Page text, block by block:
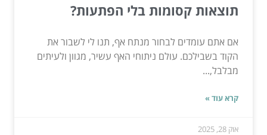
תוצאות קסומות בלי הפתעות?
אם אתם עומדים לבחור מנתח אף, תנו לי לשבור את
הקוד בשבילכם. עולם ניתוחי האף עשיר, מגוון ולעיתים
מבלבל,...
קרא עוד »
אוק 28, 2025